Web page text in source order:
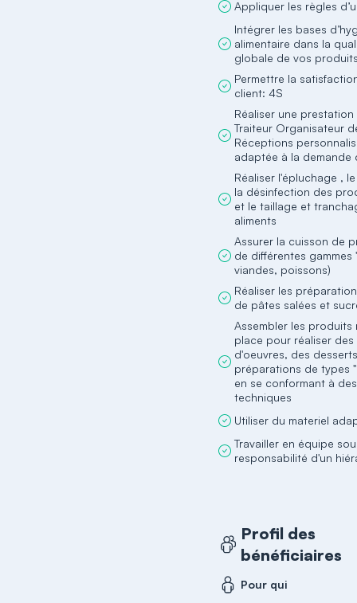
Appliquer les règles
Intégrer les bases
alimentaire dans la
globale de vos
Permettre la
client: 4S
Réaliser une
Traiteur Organisateur
Réceptions
adaptée à la demande
Réaliser l'épluchage ,
la désinfection des
et le taillage et
aliments
Assurer la cuisson de
de différentes gammes
viandes, poissons)
Réaliser les
de pâtes salées et
Assembler les produits
place pour réaliser des
d'oeuvres, des
préparations de types
en se conformant à
techniques
Utiliser du materiel
Travailler en équipe
responsabilité d'un
Profil des
bénéficiaires
Pour qui